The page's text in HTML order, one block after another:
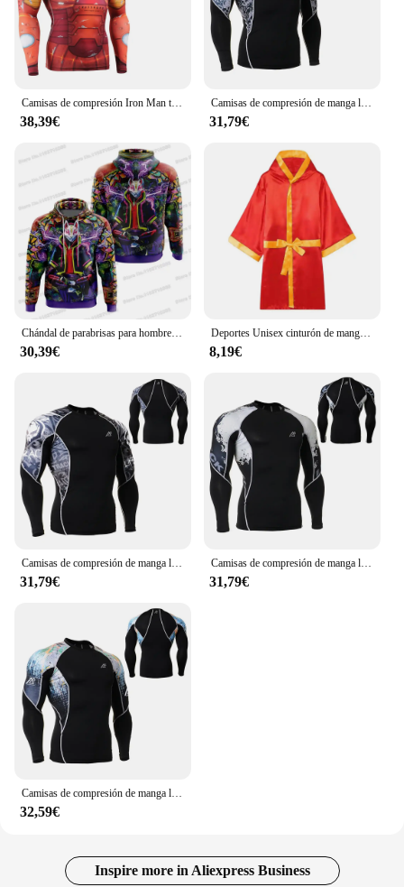
Camisas de compresión Iron Man técnicas, secado rápido, estiramiento de 4 vías, protector de erupción de la piel, gimnasio, entrenamiento, correr, Fitness, Tops deportivos, medias
38,39€
Camisas de compresión de manga larga para hombre, Tops deportivos de secado rápido, estiramiento de 4 vías, protector de sarpullido para entrenamiento en el gimnasio, correr, Fitness, medias
31,79€
Chándal de parabrisas para hombre, sudadera cálida para correr Fortnites, sudadera con capucha de Anime para senderismo y acampada, ropa de calle Harajuku para otoño e invierno
30,39€
Deportes Unisex cinturón de manga larga entrenamiento de competición bata de boxeo vestido de Kickboxing uniforme batas de entrenamiento bata de boxeo sedosa
8,19€
Camisas de compresión de manga larga para hombre, Tops deportivos de secado rápido, estiramiento de 4 vías, protector de sarpullido para entrenamiento en el gimnasio, correr, Fitness, medias
31,79€
Camisas de compresión de manga larga para hombre, Tops deportivos de secado rápido, estiramiento de 4 vías, protector de sarpullido para entrenamiento en el gimnasio, correr, Fitness, medias
31,79€
Camisas de compresión de manga larga para hombre, Tops deportivos de secado rápido, estiramiento de 4 vías, protector de sarpullido para entrenamiento en el gimnasio, correr, Fitness, medias
32,59€
Inspire more in Aliexpress Business